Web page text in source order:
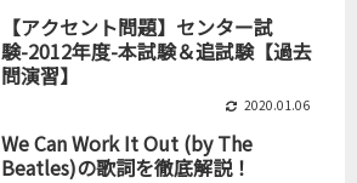
【アクセント問題】センター試
験-2012年度-本試験＆追試験【過去
問演習】
2020.01.06
We Can Work It Out (by The
Beatles)の歌詞を徹底解説！